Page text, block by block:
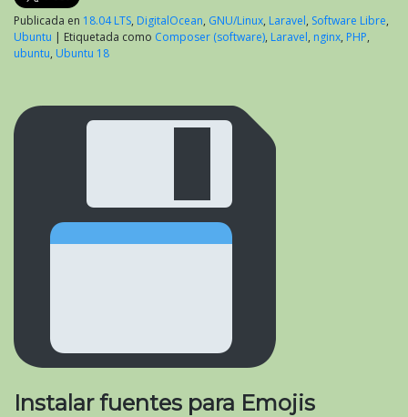
Publicada en 18.04 LTS, DigitalOcean, GNU/Linux, Laravel, Software Libre,
Ubuntu | Etiquetada como Composer (software), Laravel, nginx, PHP,
ubuntu, Ubuntu 18
Instalar fuentes para Emojis